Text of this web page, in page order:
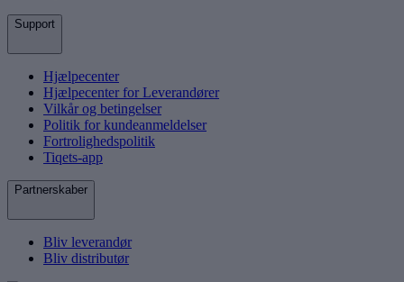
Support
Hjælpecenter
Hjælpecenter for Leverandører
Vilkår og betingelser
Politik for kundeanmeldelser
Fortrolighedspolitik
Tiqets-app
Partnerskaber
Bliv leverandør
Bliv distributør